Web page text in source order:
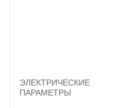
ЭЛЕКТРИЧЕСКИЕ
ПАРАМЕТРЫ